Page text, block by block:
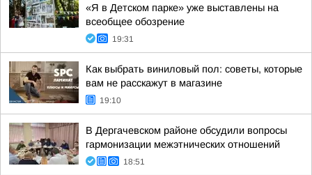
«Я в Детском парке» уже выставлены на
всеобщее обозрение
19:31
Как выбрать виниловый пол: советы, которые
вам не расскажут в магазине
19:10
В Дергачевском районе обсудили вопросы
гармонизации межэтнических отношений
18:51